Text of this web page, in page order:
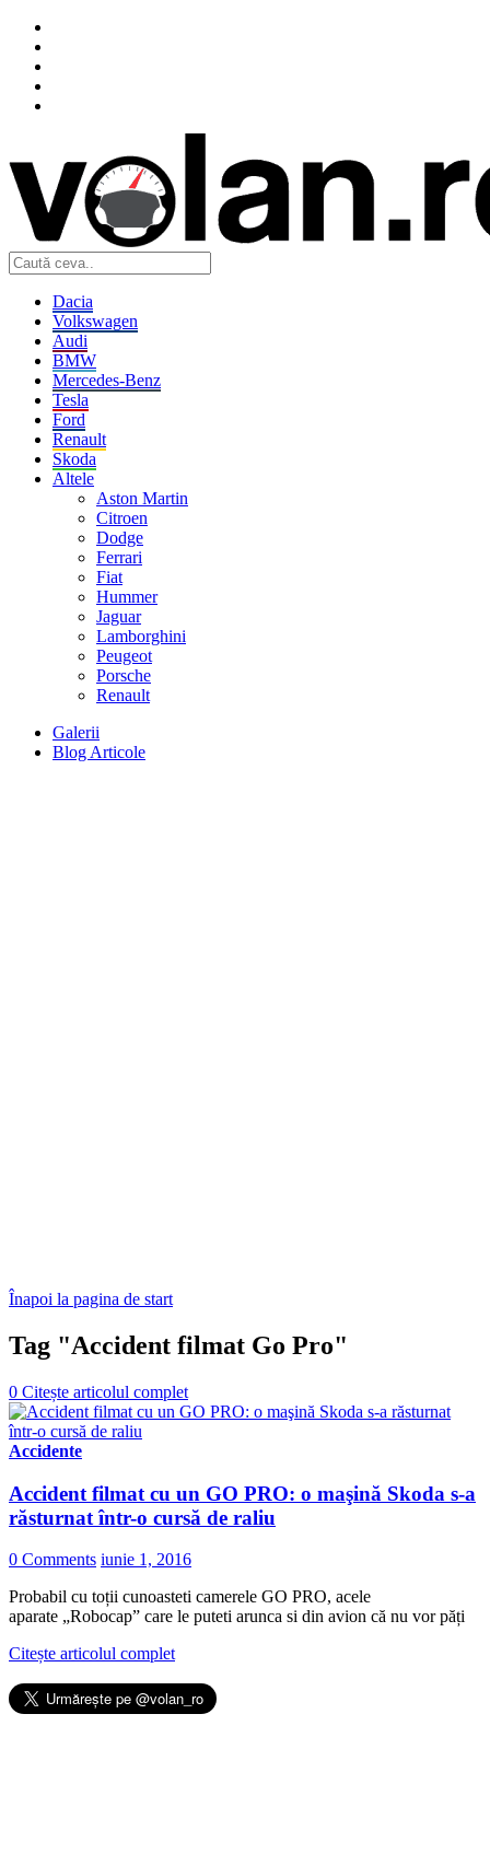
Dacia
Volkswagen
Audi
BMW
Mercedes-Benz
Tesla
Ford
Renault
Skoda
Altele
Aston Martin
Citroen
Dodge
Ferrari
Fiat
Hummer
Jaguar
Lamborghini
Peugeot
Porsche
Renault
Galerii
Blog Articole
Înapoi la pagina de start
Tag "Accident filmat Go Pro"
0 Citește articolul complet
Accidente
Accident filmat cu un GO PRO: o maşină Skoda s-a
răsturnat într-o cursă de raliu
0 Comments iunie 1, 2016
Probabil cu toții cunoasteti camerele GO PRO, acele
aparate „Robocap” care le puteti arunca si din avion că nu vor păți
Citește articolul complet